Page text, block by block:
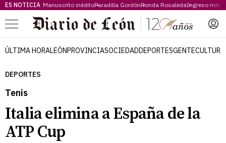
ES NOTICIA Manuscrito inéditoParadilla GordónRonda RosaledaIngreso
Menú
ÚLTIMA HORALEÓNPROVINCIASOCIEDADDEPORTESGENTECULTURA
DEPORTES
Tenis
Italia elimina a España de la
ATP Cup